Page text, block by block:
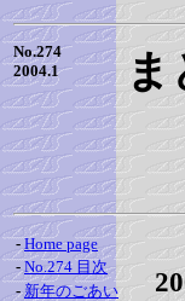
No.274
2004.1
ま
- Home page
- No.274 目次
- 新年のごあい